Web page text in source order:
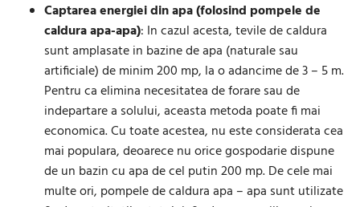
Captarea energiei din apa (folosind pompele de
caldura apa-apa): In cazul acesta, tevile de caldura
sunt amplasate in bazine de apa (naturale sau
artificiale) de minim 200 mp, la o adancime de 3 – 5 m.
Pentru ca elimina necesitatea de forare sau de
indepartare a solului, aceasta metoda poate fi mai
economica. Cu toate acestea, nu este considerata cea
mai populara, deoarece nu orice gospodarie dispune
de un bazin cu apa de cel putin 200 mp. De cele mai
multe ori, pompele de caldura apa – apa sunt utilizate